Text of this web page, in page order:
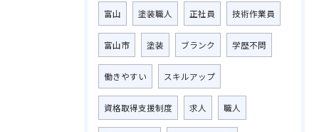
富山 塗装職人 正社員 技術作業員
富山市 塗装 ブランク 学歴不問
働きやすい スキルアップ
資格取得支援制度 求人 職人